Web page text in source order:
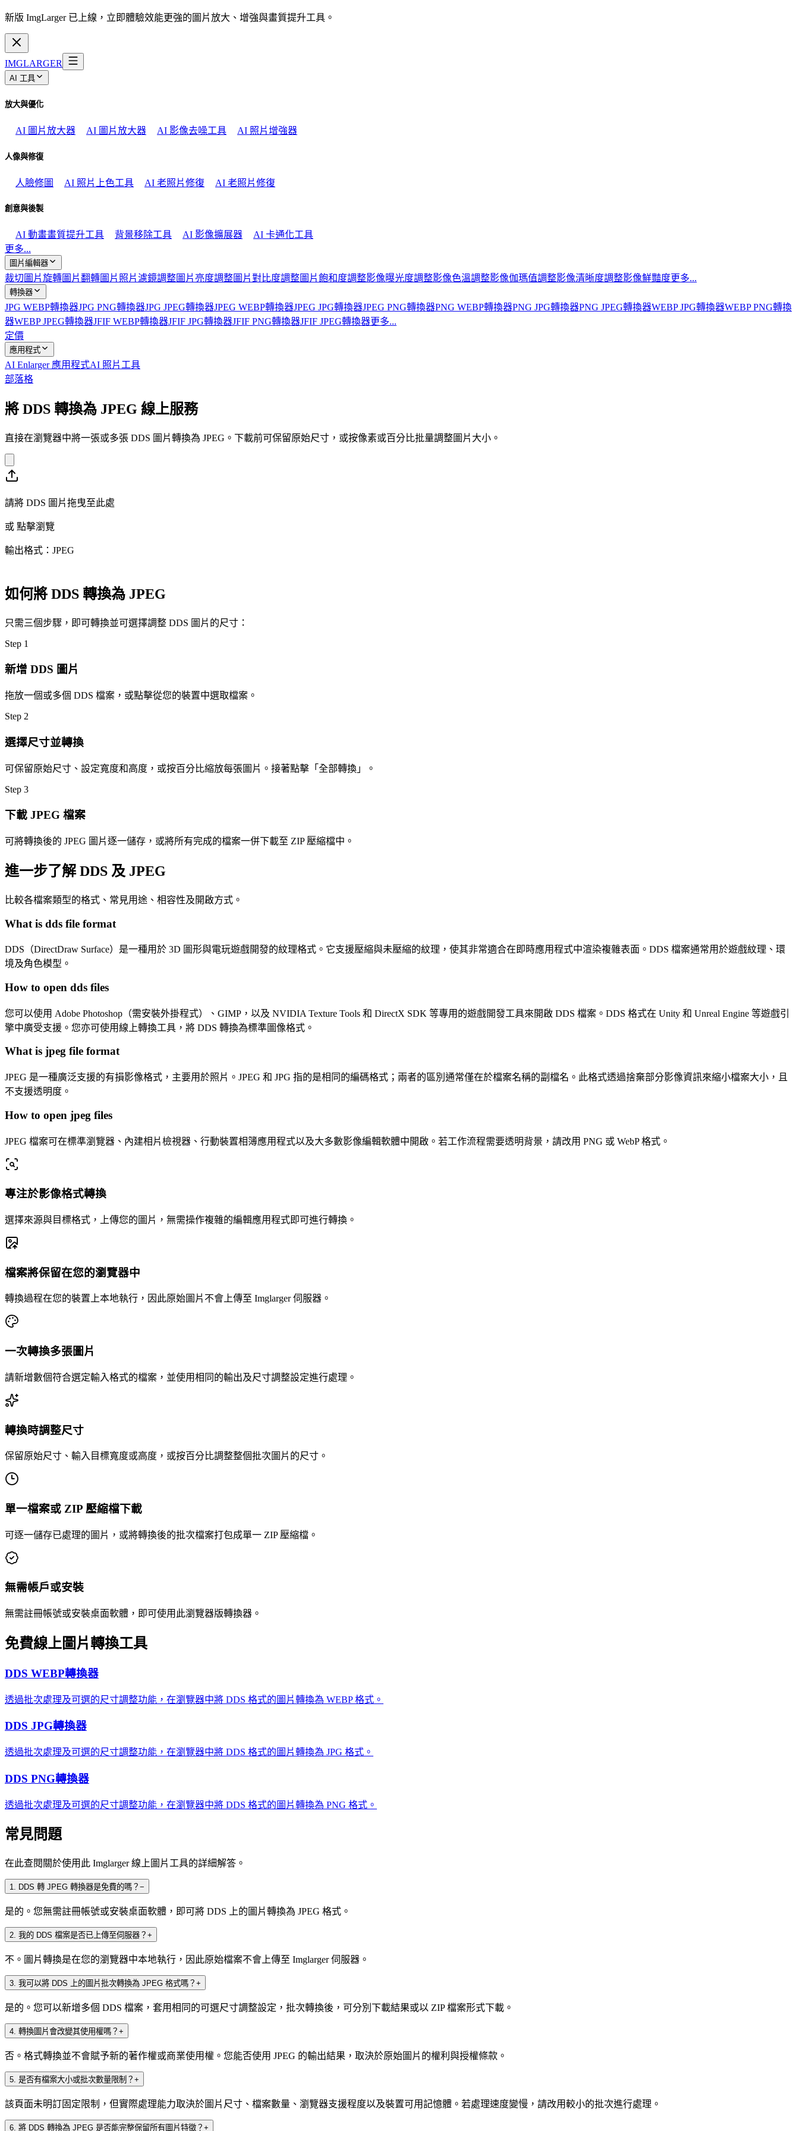
新版 ImgLarger 已上線，立即體驗效能更強的圖片放大、增強與畫質提升工具。
IMGLARGER
AI 工具
放大與優化
AI 圖片放大器 AI 圖片放大器 AI 影像去噪工具 AI 照片增強器
人像與修復
人臉修圖 AI 照片上色工具 AI 老照片修復 AI 老照片修復
創意與後製
AI 動畫畫質提升工具 背景移除工具 AI 影像擴展器
AI 卡通化工具
更多...
圖片編輯器
裁切圖片旋轉圖片翻轉圖片 照片濾鏡調整圖片亮度調整圖片對比度調整圖片飽和度調整影像曝光度調整影像色溫調整影像伽瑪值調整影像清晰度調整影像鮮豔度更多...
轉換器
JPG WEBP轉換器JPG PNG轉換器JPG JPEG轉換器JPEG WEBP轉換器JPEG JPG轉換器JPEG PNG轉換器PNG WEBP轉換器PNG JPG轉換器PNG JPEG轉換器WEBP JPG轉換器WEBP PNG轉換
器WEBP JPEG轉換器JFIF WEBP轉換器JFIF JPG轉換器JFIF PNG轉換器JFIF JPEG轉換器更多...
定價
應用程式
AI Enlarger 應用程式AI 照片工具
部落格
將 DDS 轉換為 JPEG 線上服務
直接在瀏覽器中將一張或多張 DDS 圖片轉換為 JPEG。下載前可保留原始尺寸，或按像素或百分比批量調整圖片大小。
請將 DDS 圖片拖曳至此處
或 點擊瀏覽
輸出格式：JPEG
如何將 DDS 轉換為 JPEG
只需三個步驟，即可轉換並可選擇調整 DDS 圖片的尺寸：
Step 1
新增 DDS 圖片
拖放一個或多個 DDS 檔案，或點擊從您的裝置中選取檔案。
Step 2
選擇尺寸並轉換
可保留原始尺寸、設定寬度和高度，或按百分比縮放每張圖片。接著點擊「全部轉換」。
Step 3
下載 JPEG 檔案
可將轉換後的 JPEG 圖片逐一儲存，或將所有完成的檔案一併下載至 ZIP 壓縮檔中。
進一步了解 DDS 及 JPEG
比較各檔案類型的格式、常見用途、相容性及開啟方式。
What is dds file format
DDS（DirectDraw Surface）是一種用於 3D 圖形與電玩遊戲開發的紋理格式。它支援壓縮與未壓縮的紋理，使其非常適合在即時應用程式中渲染複雜表面。DDS 檔案通常用於遊戲紋理、環
境及角色模型。
How to open dds files
您可以使用 Adobe Photoshop（需安裝外掛程式）、GIMP，以及 NVIDIA Texture Tools 和 DirectX SDK 等專用的遊戲開發工具來開啟 DDS 檔案。DDS 格式在 Unity 和 Unreal Engine 等遊戲引
擎中廣受支援。您亦可使用線上轉換工具，將 DDS 轉換為標準圖像格式。
What is jpeg file format
JPEG 是一種廣泛支援的有損影像格式，主要用於照片。JPEG 和 JPG 指的是相同的編碼格式；兩者的區別通常僅在於檔案名稱的副檔名。此格式透過捨棄部分影像資訊來縮小檔案大小，且
不支援透明度。
How to open jpeg files
JPEG 檔案可在標準瀏覽器、內建相片檢視器、行動裝置相簿應用程式以及大多數影像編輯軟體中開啟。若工作流程需要透明背景，請改用 PNG 或 WebP 格式。
專注於影像格式轉換
選擇來源與目標格式，上傳您的圖片，無需操作複雜的編輯應用程式即可進行轉換。
檔案將保留在您的瀏覽器中
轉換過程在您的裝置上本地執行，因此原始圖片不會上傳至 Imglarger 伺服器。
一次轉換多張圖片
請新增數個符合選定輸入格式的檔案，並使用相同的輸出及尺寸調整設定進行處理。
轉換時調整尺寸
保留原始尺寸、輸入目標寬度或高度，或按百分比調整整個批次圖片的尺寸。
單一檔案或 ZIP 壓縮檔下載
可逐一儲存已處理的圖片，或將轉換後的批次檔案打包成單一 ZIP 壓縮檔。
無需帳戶或安裝
無需註冊帳號或安裝桌面軟體，即可使用此瀏覽器版轉換器。
免費線上圖片轉換工具
DDS WEBP轉換器
透過批次處理及可選的尺寸調整功能，在瀏覽器中將 DDS 格式的圖片轉換為 WEBP 格式。
DDS JPG轉換器
透過批次處理及可選的尺寸調整功能，在瀏覽器中將 DDS 格式的圖片轉換為 JPG 格式。
DDS PNG轉換器
透過批次處理及可選的尺寸調整功能，在瀏覽器中將 DDS 格式的圖片轉換為 PNG 格式。
常見問題
在此查閱關於使用此 Imglarger 線上圖片工具的詳細解答。
1. DDS 轉 JPEG 轉換器是免費的嗎？ −
是的。您無需註冊帳號或安裝桌面軟體，即可將 DDS 上的圖片轉換為 JPEG 格式。
2. 我的 DDS 檔案是否已上傳至伺服器？ +
不。圖片轉換是在您的瀏覽器中本地執行，因此原始檔案不會上傳至 Imglarger 伺服器。
3. 我可以將 DDS 上的圖片批次轉換為 JPEG 格式嗎？ +
是的。您可以新增多個 DDS 檔案，套用相同的可選尺寸調整設定，批次轉換後，可分別下載結果或以 ZIP 檔案形式下載。
4. 轉換圖片會改變其使用權嗎？ +
否。格式轉換並不會賦予新的著作權或商業使用權。您能否使用 JPEG 的輸出結果，取決於原始圖片的權利與授權條款。
5. 是否有檔案大小或批次數量限制？ +
該頁面未明訂固定限制，但實際處理能力取決於圖片尺寸、檔案數量、瀏覽器支援程度以及裝置可用記憶體。若處理速度變慢，請改用較小的批次進行處理。
6. 將 DDS 轉換為 JPEG 是否能完整保留所有圖片特徵？ +